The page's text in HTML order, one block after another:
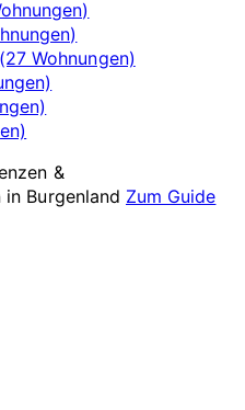
Wohnungen)
&
in Burgenland Zum Guide